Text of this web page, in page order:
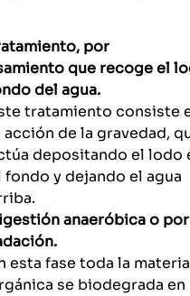
por
que recoge el
del agua.
tratamiento consiste
acción de la gravedad,
depositando el lodo
fondo y dejando el agua
anaeróbica o por
esta fase toda la materia
se biodegrada en